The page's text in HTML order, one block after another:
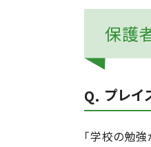
保護
プレイ
「学校の勉